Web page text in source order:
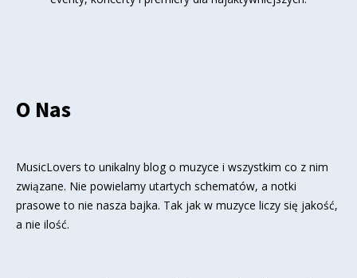
O Nas
MusicLovers to unikalny blog o muzyce i wszystkim co z nim
związane. Nie powielamy utartych schematów, a notki
prasowe to nie nasza bajka. Tak jak w muzyce liczy się jakość,
a nie ilość.